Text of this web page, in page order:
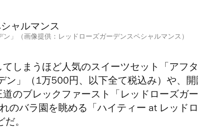
ン」（画像提供：レッドローズガーデンスペシャルマンス）
しまうほど人気のスイーツセット「アフ
ン」（ 1万500円、以下全て税込み） や、開
のブレックファースト「レッドローズガ
のバラ園を眺める「ハイティー at レッド
だ 。